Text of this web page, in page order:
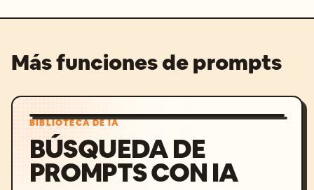
Más funciones de prompts
BIBLIOTECA DE IA
BÚSQUEDA DE
PROMPTS CON IA